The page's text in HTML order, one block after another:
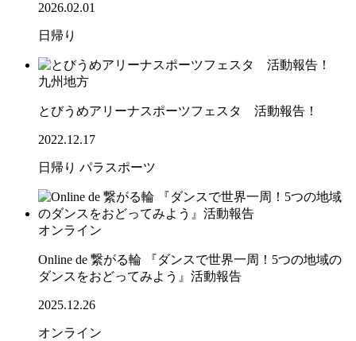
2026.02.01
日帰り
九州地方
とびうめアリーナスポーツフェスタ 活動報告！
2022.12.17
日帰り パラスポーツ
オンライン
Online de 繋がる輪 『ダンスで世界一周！5つの地域の
ダンスをおどってみよう』活動報告
2025.12.26
オンライン